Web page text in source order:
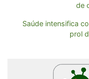
de
Saúde intensifica
prol